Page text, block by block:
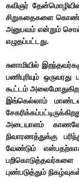
கவிஞர்
சிறுகதைகளை கொண்ட
அனுபவம் என்றும்
எழுதப்பட்டது.
சுனாமியில்
பணிபுரியும்
கூட்டம்
இங்கெல்லாம்
அடையாளம்
நிவாரணத்துக்கு
வேண்டும்
புண்படுத்தும்